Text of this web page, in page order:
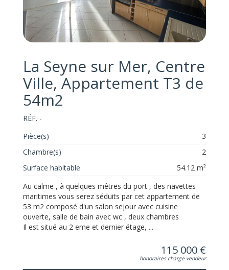
La Seyne sur Mer, Centre
Ville, Appartement T3 de
54m2
RÉF. -
Pièce(s)
3
Chambre(s)
2
Surface habitable
54.12 m²
Au calme , à quelques mêtres du port , des navettes
maritimes vous serez séduits par cet appartement de
53 m2 composé d'un salon sejour avec cuisine
ouverte, salle de bain avec wc , deux chambres
Il est situé au 2 eme et dernier étage, ...
115 000 €
honoraires charge vendeur